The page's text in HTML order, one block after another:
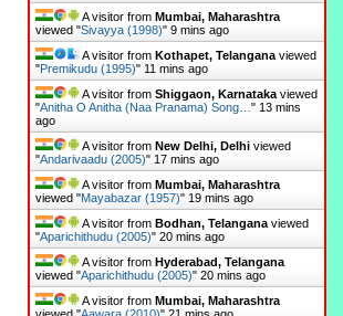
A visitor from Mumbai, Maharashtra
viewed "Sivayya (1998)" 9 mins ago
A visitor from Kothapet, Telanganaviewed
"Premikudu (1995)" 11 mins ago
A visitor from Shiggaon, Karnatakaviewed
"Anitha O Anitha (Naa Pranama) Song… " 13 mins
ago
A visitor from New Delhi, Delhiviewed
"Andarivaadu (2005)" 17 mins ago
A visitor from Mumbai, Maharashtra
viewed "Mayabazar (1957)" 19 mins ago
A visitor from Bodhan, Telanganaviewed
"Aparichithudu (2005)" 20 mins ago
A visitor from Hyderabad, Telangana
viewed "Aparichithudu (2005)" 20 mins ago
A visitor from Mumbai, Maharashtra